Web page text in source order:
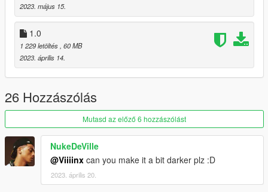
If you have any questions or found a bug, please write a
command and I´ll try to reply
2023. május 15.
1.0
1 229 letöltés , 60 MB
2023. április 14.
26 Hozzászólás
Mutasd az előző 6 hozzászólást
NukeDeVille
@Viiiinx can you make it a bit darker plz :D
2023. április 20.